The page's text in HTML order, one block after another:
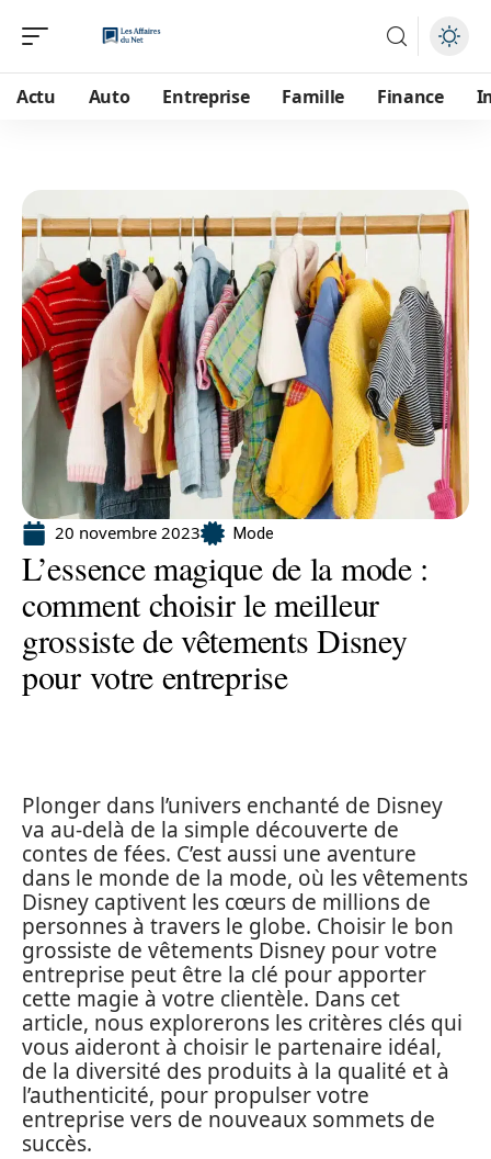
Actu Auto Entreprise Famille Finance
20 novembre 2023 Mode
L’essence magique de la mode :
comment choisir le meilleur
grossiste de vêtements Disney
pour votre entreprise
Plonger dans l’univers enchanté de Disney
va au-delà de la simple découverte de
contes de fées. C’est aussi une aventure
dans le monde de la mode, où les vêtements
Disney captivent les cœurs de millions de
personnes à travers le globe. Choisir le bon
grossiste de vêtements Disney pour votre
entreprise peut être la clé pour apporter
cette magie à votre clientèle. Dans cet
article, nous explorerons les critères clés qui
vous aideront à choisir le partenaire idéal,
de la diversité des produits à la qualité et à
l’authenticité, pour propulser votre
entreprise vers de nouveaux sommets de
succès.